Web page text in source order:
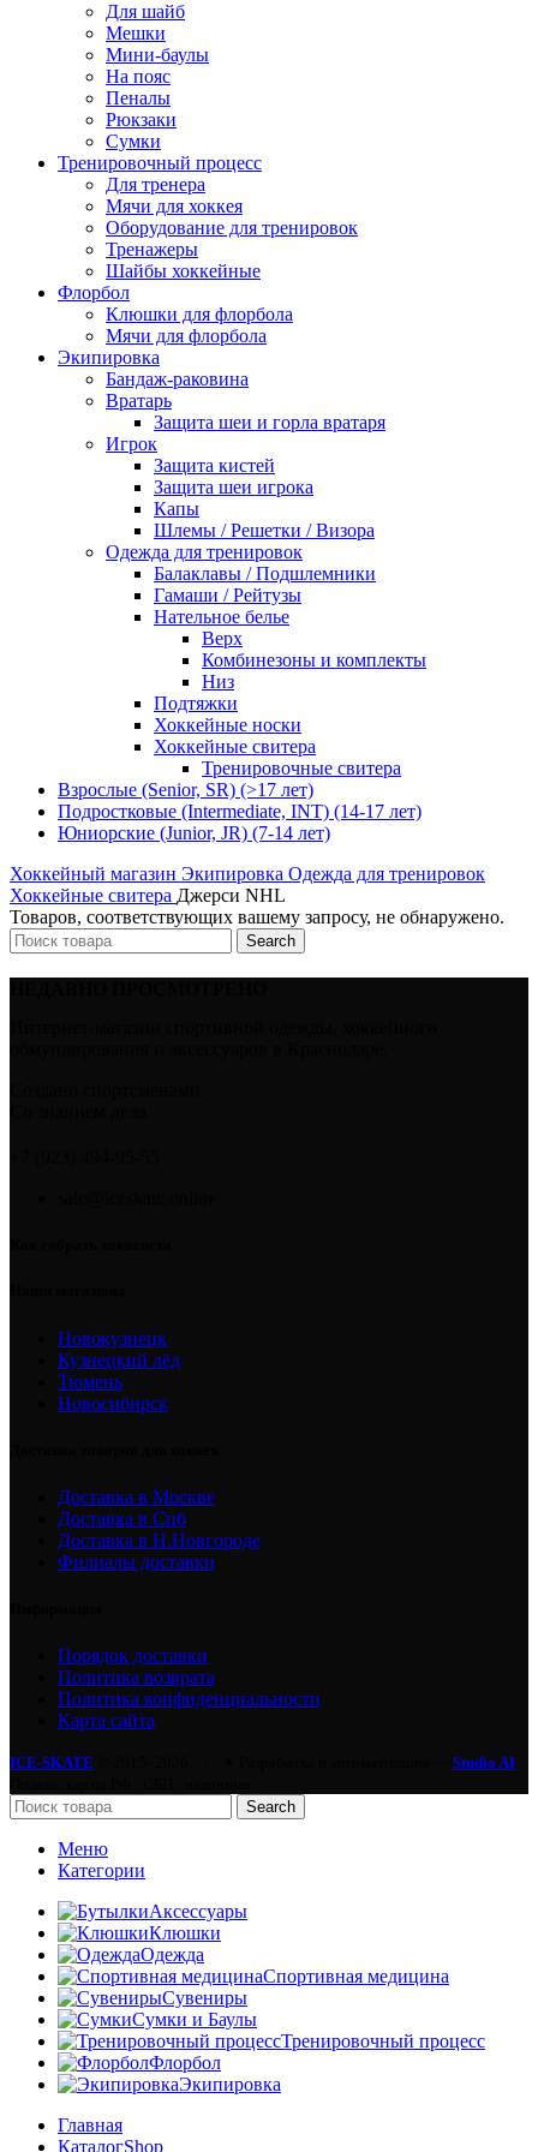
Для шайб
Мешки
Мини-баулы
На пояс
Пеналы
Рюкзаки
Сумки
Тренировочный процесс
Для тренера
Мячи для хоккея
Оборудование для тренировок
Тренажеры
Шайбы хоккейные
Флорбол
Клюшки для флорбола
Мячи для флорбола
Экипировка
Бандаж-раковина
Вратарь
Защита шеи и горла вратаря
Игрок
Защита кистей
Защита шеи игрока
Капы
Шлемы / Решетки / Визора
Одежда для тренировок
Балаклавы / Подшлемники
Гамаши / Рейтузы
Нательное белье
Верх
Комбинезоны и комплекты
Низ
Подтяжки
Хоккейные носки
Хоккейные свитера
Тренировочные свитера
Взрослые (Senior, SR) (>17 лет)
Подростковые (Intermediate, INT) (14-17 лет)
Юниорские (Junior, JR) (7-14 лет)
Хоккейный магазин Экипировка Одежда для тренировок
Хоккейные свитера Джерси NHL
Товаров, соответствующих вашему запросу, не обнаружено.
Search
Новокузнецк
Кузнецкий лёд
Тюмень
Новосибирск
Доставка в Москве
Доставка в Спб
Доставка в Н.Новгороде
Филиалы доставки
Порядок доставки
Политика возврата
Политика конфиденциальности
Карта сайта
ICE-SKATE
Studio AI
Search
Меню
Категории
Аксессуары
Клюшки
Одежда
Спортивная медицина
Сувениры
Сумки и Баулы
Тренировочный процесс
Флорбол
Экипировка
Главная
КаталогShop